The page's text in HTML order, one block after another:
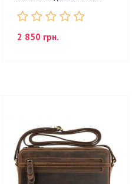
2 850 грн.